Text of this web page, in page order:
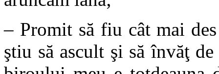
– Promit să fiu cât mai
ştiu să ascult şi să învăţ